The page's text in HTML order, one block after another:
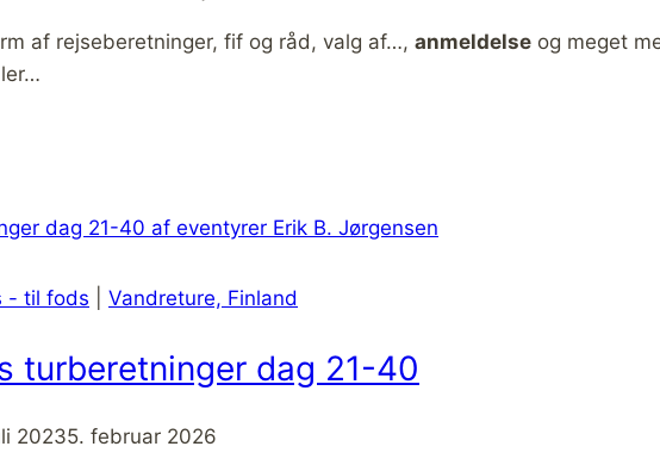
af rejseberetninger, fif og råd, valg af…, anmeldelse og meget
- til fods Vandreture, Finland
turberetninger dag 21-40
20235. februar 2026